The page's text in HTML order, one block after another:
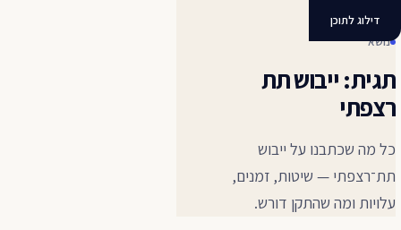
דילוג לתוכן
נושא
תגית: ייבוש תת
רצפתי
כל מה שכתבנו על ייבוש
תת־רצפתי — שיטות, זמנים,
עלויות ומה שהתקן דורש.